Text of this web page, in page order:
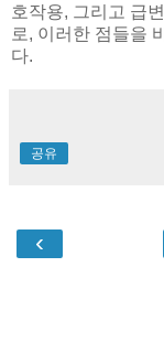
호작용, 그리고 급
로, 이러한 점들을
다.
공유
‹